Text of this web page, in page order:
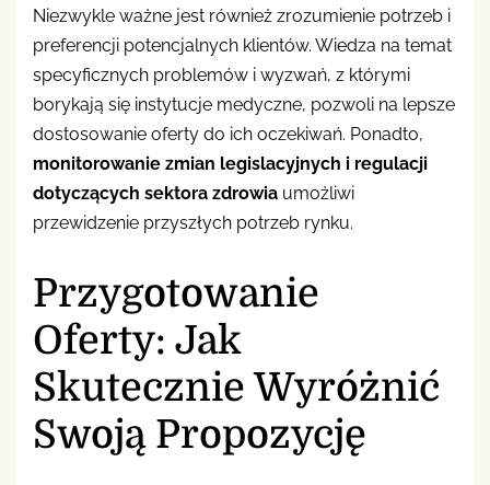
Niezwykle ważne jest również zrozumienie potrzeb i
preferencji potencjalnych klientów. Wiedza na temat
specyficznych problemów i wyzwań, z którymi
borykają się instytucje medyczne, pozwoli na lepsze
dostosowanie oferty do ich oczekiwań. Ponadto,
monitorowanie zmian legislacyjnych i regulacji
dotyczących sektora zdrowia umożliwi
przewidzenie przyszłych potrzeb rynku.
Przygotowanie
Oferty: Jak
Skutecznie Wyróżnić
Swoją Propozycję